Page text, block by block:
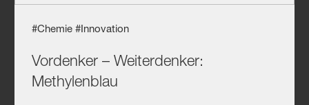
#Chemie #Innovation
Vordenker – Weiterdenker:
Methylenblau